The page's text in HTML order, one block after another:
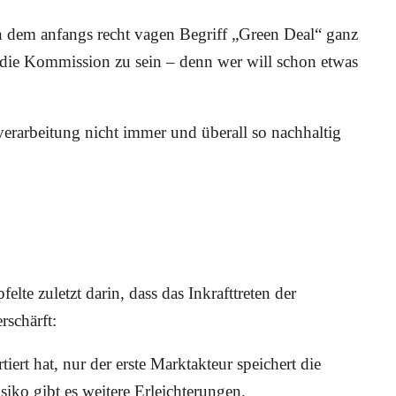
anfangs recht vagen Begriff „Green Deal“ ganz
Kommission zu sein – denn wer will schon etwas
nicht immer und überall so nachhaltig
zuletzt darin, dass das Inkrafttreten der
hat, nur der erste Marktakteur speichert die
gibt es weitere Erleichterungen.